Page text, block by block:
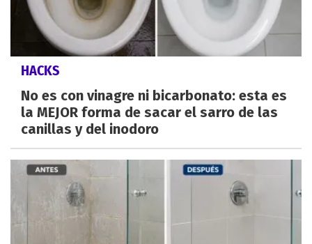
HACKS
No es con vinagre ni bicarbonato: esta es
la MEJOR forma de sacar el sarro de las
canillas y del inodoro